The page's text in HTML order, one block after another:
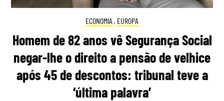
ECONOMIA , EUROPA
Homem de 82 anos vê Segurança Social
negar-lhe o direito a pensão de velhice
após 45 de descontos: tribunal teve a
‘última palavra’